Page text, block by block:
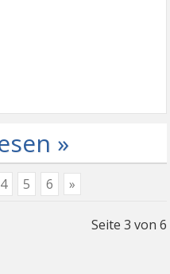
»
4 5 6 »
Seite 3 von 6